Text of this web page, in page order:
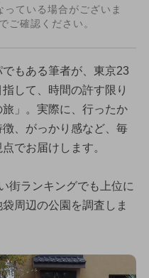
ている場合がございま
ご確認ください。
もある筆者が、東京23
して、時間の許す限り
」。実際に、行ったか
、がっかり感など、毎
でお届けします。
街ランキングでも上位に
周辺の公園を調査しま